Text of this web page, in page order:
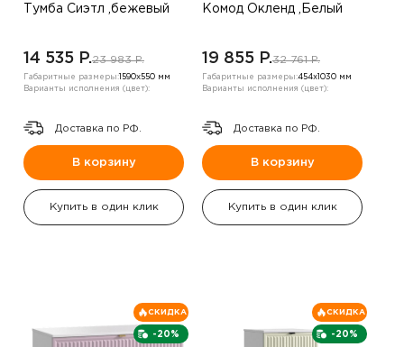
Тумба Сиэтл ,бежевый
14 535 P.23 983 P.
Габаритные размеры: 1590х550 мм
Варианты исполнения (цвет):
Доставка по РФ.
В корзину
Купить в один клик
Комод Окленд ,Белый
19 855 P.32 761 P.
Габаритные размеры:454х1030 мм
Варианты исполнения (цвет):
Доставка по РФ.
В корзину
Купить в один клик
-20%
СКИДКА
-20%
СКИДКА